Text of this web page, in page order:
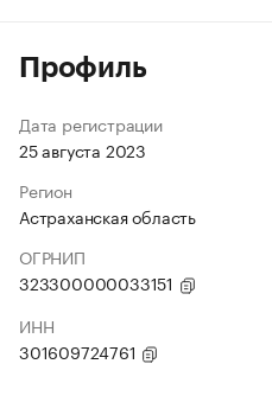
Профиль
Дата регистрации
25 августа 2023
Регион
Астраханская область
ОГРНИП
323300000033151
ИНН
301609724761